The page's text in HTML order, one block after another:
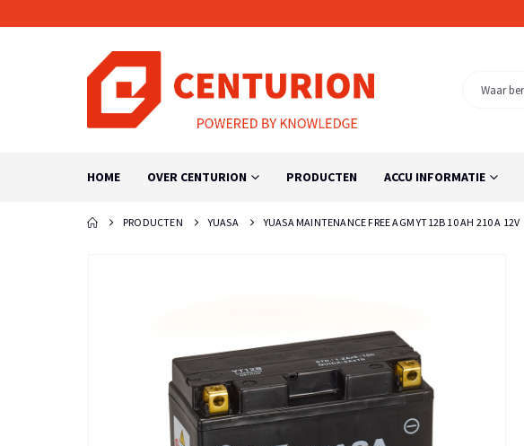
HOME OVER CENTURION PRODUCTEN ACCU INFORMATIE
PRODUCTEN YUASA YUASA MAINTENANCE FREE AGM YT12B 10 AH 210 A 12V